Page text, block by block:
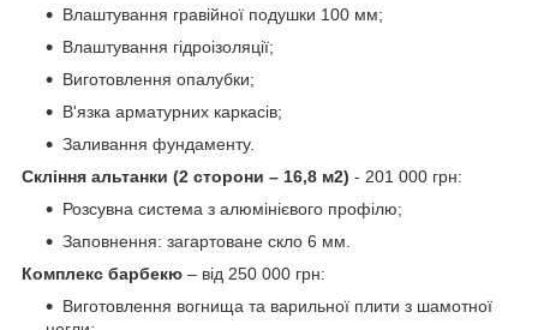
Влаштування гравійної подушки 100 мм;
Влаштування гідроізоляції;
Виготовлення опалубки;
В'язка арматурних каркасів;
Заливання фундаменту.
Скління альтанки (2 сторони – 16,8 м2) - 201 000 грн:
Розсувна система з алюмінієвого профілю;
Заповнення: загартоване скло 6 мм.
Комплекс барбекю – від 250 000 грн:
Виготовлення вогнища та варильної плити з шамотної